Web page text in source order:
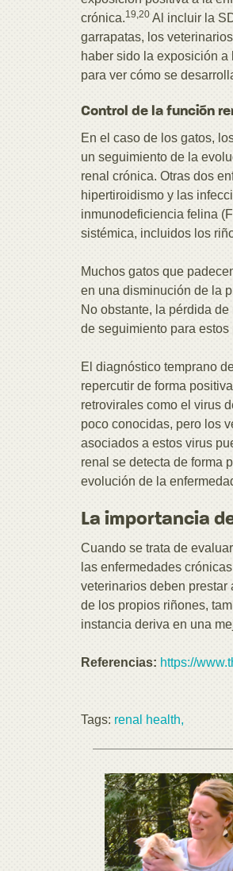
crónica.19,20 Al incluir la
garrapatas, los
haber sido la exposición
para ver cómo se
Control de la función
En el caso de los gatos,
un seguimiento de la
renal crónica. Otras dos
hipertiroidismo y las
inmunodeficiencia felina
sistémica, incluidos los
Muchos gatos que
en una disminución de la
No obstante, la pérdida
de seguimiento para estos
El diagnóstico temprano
repercutir de forma
retrovirales como el virus
poco conocidas, pero los
asociados a estos virus
renal se detecta de forma
evolución de la
La importancia
Cuando se trata de
las enfermedades
veterinarios deben prestar
de los propios riñones,
instancia deriva en una
Referencias: https://
Tags: renal health,